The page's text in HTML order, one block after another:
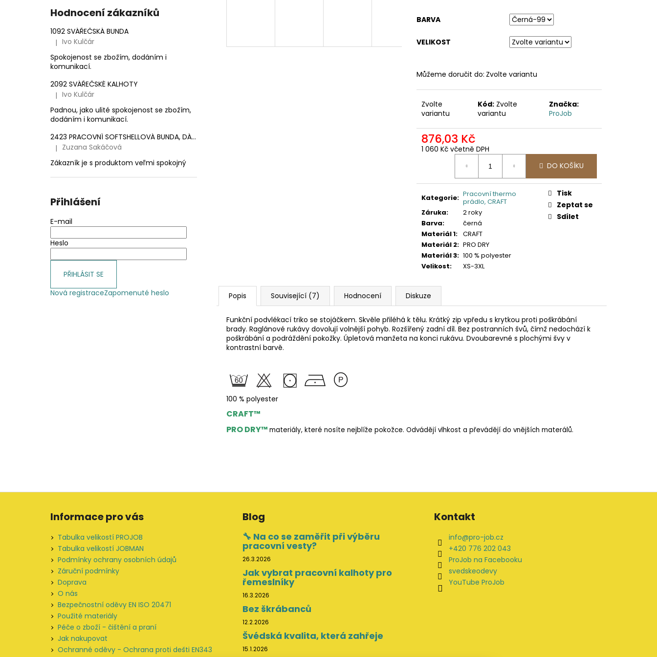
Hodnocení zákazníků
1092 SVÁŘEČSKÁ BUNDA
Hodnocení produktu je 5 z 5 hvězdiček.
| Ivo Kulčár
Spokojenost se zbožím, dodáním i
komunikací.
2092 SVÁŘEČSKÉ KALHOTY
Hodnocení produktu je 5 z 5 hvězdiček.
| Ivo Kulčár
Padnou, jako ulité spokojenost se zbožím,
dodáním i komunikací.
2423 PRACOVNÍ SOFTSHELLOVÁ BUNDA, DÁMSKÁ
Hodnocení produktu je 5 z 5 hvězdiček.
| Zuzana Sakáčová
Zákazník je s produktom veľmi spokojný
Přihlášení
E-mail
Heslo
PŘIHLÁSIT SE
Nová registraceZapomenuté heslo
BARVA
VELIKOST
Můžeme doručit do: Zvolte variantu
Zvolte
variantu
Kód: Zvolte
variantu
Značka:
ProJob
876,03 Kč
1 060 Kč včetně DPH
DO KOŠÍKU
Kategorie: Pracovní thermo
prádlo, CRAFT
Záruka:
2 roky
Barva:
černá
Materiál 1: CRAFT
Materiál 2: PRO DRY
Materiál 3: 100 % polyester
Velikost: XS-3XL
Tisk
Zeptat se
Sdílet
Popis Související (7) Hodnocení Diskuze
Funkční podvlékací triko se stojáčkem. Skvěle přiléhá k tělu. Krátký zip vpředu s krytkou proti poškrábání
brady. Raglánové rukávy dovolují volnější pohyb. Rozšířený zadní díl. Bez postranních švů, čímž nedochází k
poškrábání a podráždění pokožky. Úpletová manžeta na konci rukávu. Dvoubarevné s plochými švy v
kontrastní barvě.
100 % polyester
CRAFT™
PRO DRY™ materiály, které nosíte nejblíže pokožce. Odvádějí vlhkost a převádějí do vnějších materálů.
Z
Informace pro vás
Tabulka velikostí PROJOB
Tabulka velikostí JOBMAN
Podmínky ochrany osobních údajů
Záruční podmínky
Doprava
O nás
Bezpečnostní oděvy EN ISO 20471
Použité materiály
Péče o zboží - čištění a praní
Jak nakupovat
Ochranné oděvy - Ochrana proti dešti EN343
Blog
🔧 Na co se zaměřit při výběru
pracovní vesty?
26.3.2026
Jak vybrat pracovní kalhoty pro
řemeslníky
16.3.2026
Bez škrábanců
12.2.2026
Švédská kvalita, která zahřeje
15.1.2026
Kontakt
info@pro-job.cz
+420 776 202 043
ProJob na Facebooku
svedskeodevy
YouTube ProJob